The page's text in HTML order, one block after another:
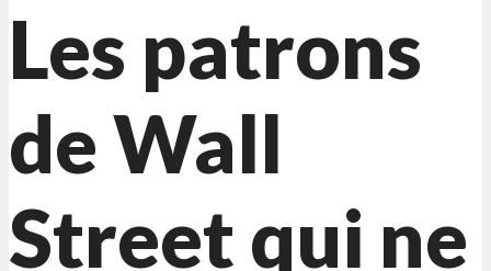
Les patrons
de Wall
Street qui ne